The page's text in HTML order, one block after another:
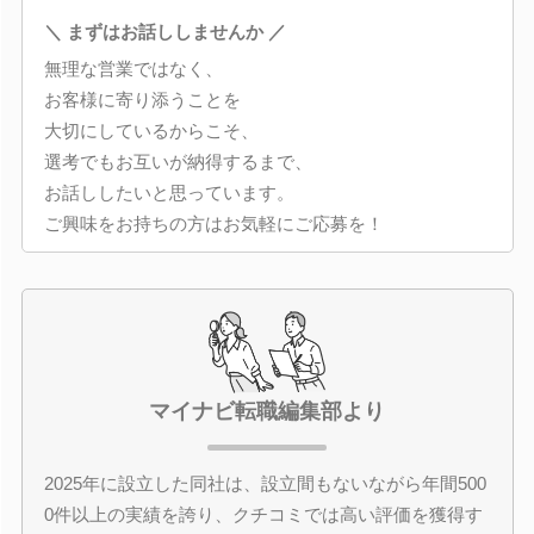
＼ まずはお話ししませんか ／
無理な営業ではなく、
お客様に寄り添うことを
大切にしているからこそ、
選考でもお互いが納得するまで、
お話ししたいと思っています。
ご興味をお持ちの方はお気軽にご応募を！
マイナビ転職編集部より
2025年に設立した同社は、設立間もないながら年間500
0件以上の実績を誇り、クチコミでは高い評価を獲得す